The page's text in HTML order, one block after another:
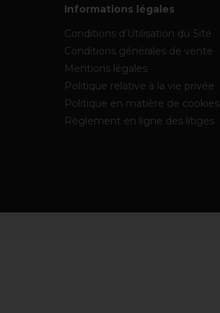
Informations légales
Conditions d’Utilisation du Site
Conditions générales de vente
Mentions légales
Politique relative à la vie privée
Politique en matière de cookies
Règlement en ligne des litiges